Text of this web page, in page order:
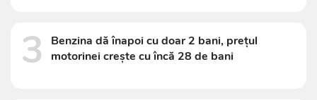
3
Benzina dă înapoi cu doar 2 bani, prețul
motorinei crește cu încă 28 de bani